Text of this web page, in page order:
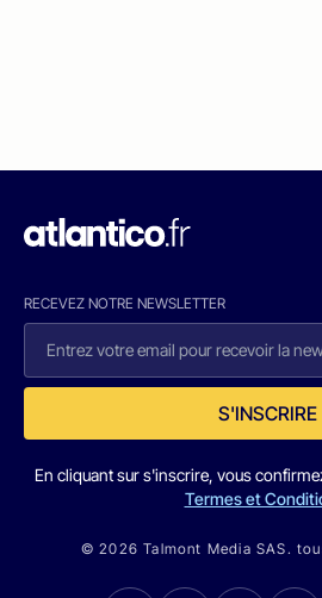
RECEVEZ NOTRE NEWSLETTER
S'INSCRIRE
En cliquant sur s'inscrire, vous
Termes et
© 2026 Talmont Media SAS.